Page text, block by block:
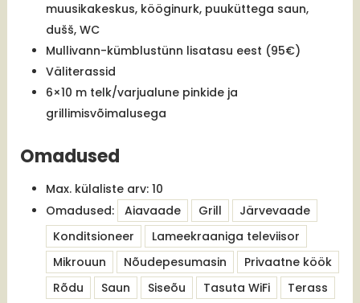
muusikakeskus, kööginurk, puuküttega saun,
dušš, WC
Mullivann-kümblustünn lisatasu eest (95€)
Väliterassid
6×10 m telk/varjualune pinkide ja
grillimisvõimalusega
Omadused
Max. külaliste arv:10
Omadused:
Aiavaade Grill
Järvevaade
Konditsioneer
Lameekraaniga televiisor
Mikrouun
Nõudepesumasin
Privaatne köök
Rõdu
Saun Siseõu Tasuta WiFi
Terass